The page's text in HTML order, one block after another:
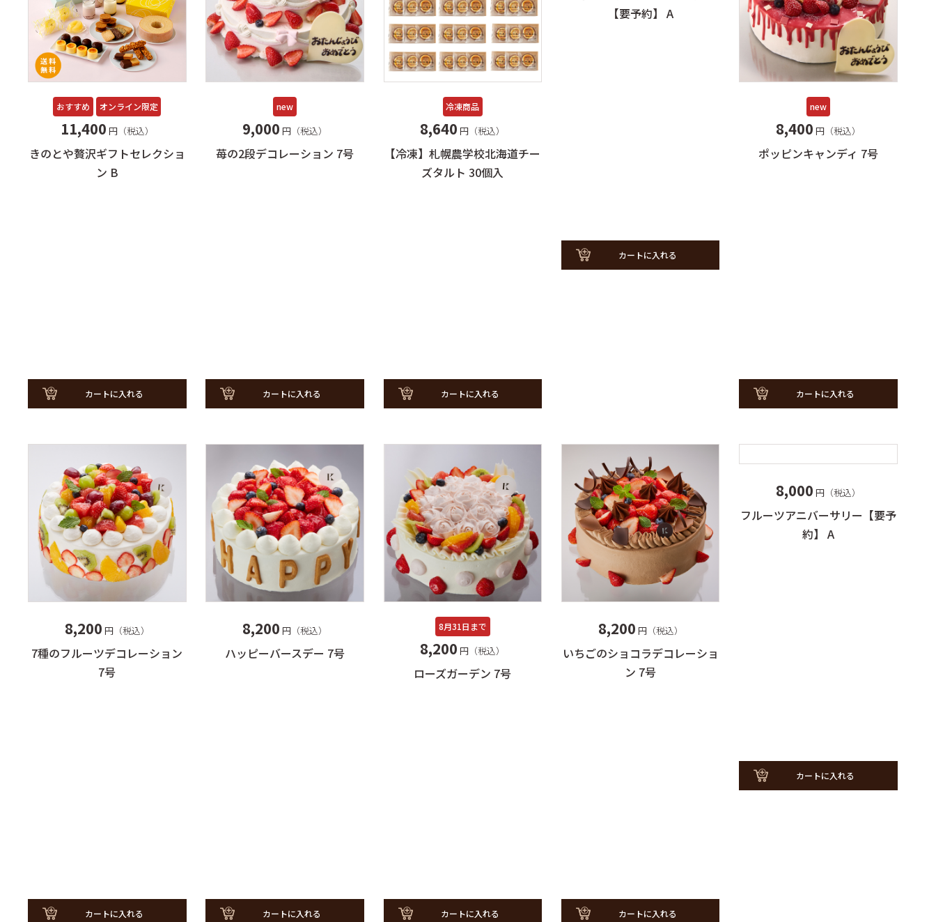
おすすめ オンライン限定
11,400 円（税込）
きのとや贅沢ギフトセレクショ
ン B
カートに入れる
new
9,000 円（税込）
苺の2段デコレーション 7号
カートに入れる
冷凍商品
8,640 円（税込）
【冷凍】札幌農学校北海道チー
ズタルト 30個入
カートに入れる
【要予約】 A
カートに入れる
new
8,400 円（税込）
ポッピンキャンディ 7号
カートに入れる
8,200 円（税込）
7種のフルーツデコレーション
7号
カートに入れる
8,200 円（税込）
ハッピーバースデー 7号
カートに入れる
8月31日まで
8,200 円（税込）
ローズガーデン 7号
カートに入れる
8,200 円（税込）
いちごのショコラデコレーショ
ン 7号
カートに入れる
8,000 円（税込）
フルーツアニバーサリー【要予
約】 A
カートに入れる